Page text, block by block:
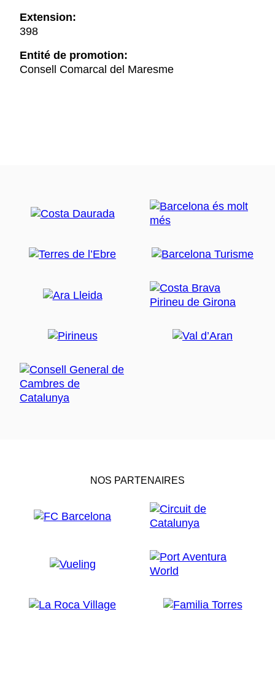
Extension:
398
Entité de promotion:
Consell Comarcal del Maresme
NOS PARTENAIRES